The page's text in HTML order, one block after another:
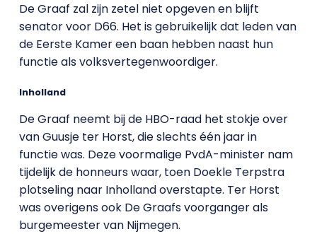
De Graaf zal zijn zetel niet opgeven en blijft
senator voor D66. Het is gebruikelijk dat leden van
de Eerste Kamer een baan hebben naast hun
functie als volksvertegenwoordiger.
Inholland
De Graaf neemt bij de HBO-raad het stokje over
van Guusje ter Horst, die slechts één jaar in
functie was. Deze voormalige PvdA-minister nam
tijdelijk de honneurs waar, toen Doekle Terpstra
plotseling naar Inholland overstapte. Ter Horst
was overigens ook De Graafs voorganger als
burgemeester van Nijmegen.